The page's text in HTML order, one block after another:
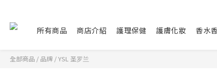
所有商品 商店介紹 護理保健 護膚化妝 香水
全部商品 / 品牌 /YSL 圣罗兰